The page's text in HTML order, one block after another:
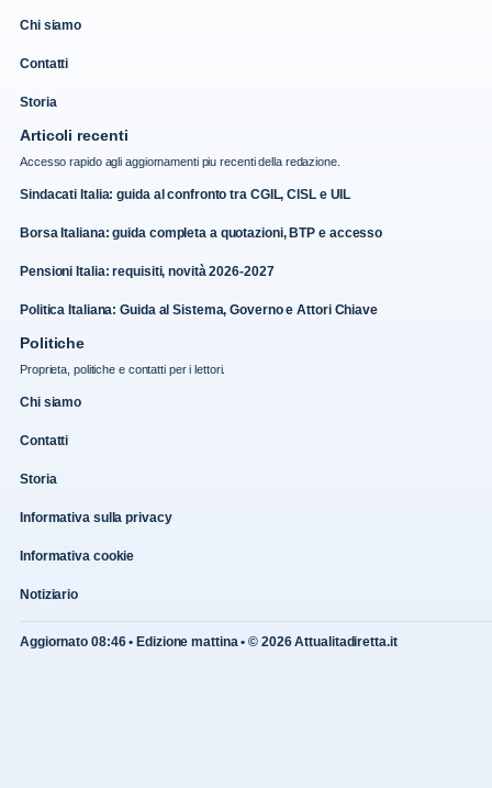
Chi siamo
Contatti
Storia
Articoli recenti
Accesso rapido agli aggiornamenti piu recenti della redazione.
Sindacati Italia: guida al confronto tra CGIL, CISL e UIL
Borsa Italiana: guida completa a quotazioni, BTP e accesso
Pensioni Italia: requisiti, novità 2026-2027
Politica Italiana: Guida al Sistema, Governo e Attori Chiave
Politiche
Proprieta, politiche e contatti per i lettori.
Chi siamo
Contatti
Storia
Informativa sulla privacy
Informativa cookie
Notiziario
Aggiornato 08:46 • Edizione mattina • © 2026 Attualitadiretta.it